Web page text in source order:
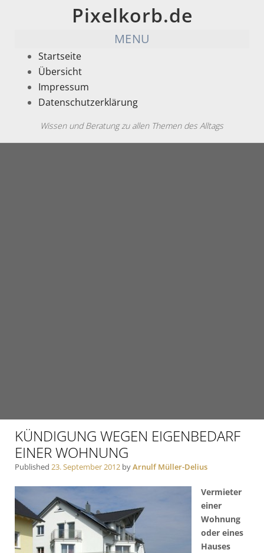
Pixelkorb.de
MENU
Startseite
Übersicht
Impressum
Datenschutzerklärung
Wissen und Beratung zu allen Themen des Alltags
KÜNDIGUNG WEGEN EIGENBEDARF
EINER WOHNUNG
Published 23. September 2012 byArnulf Müller-Delius
Vermieter
einer
Wohnung
oder eines
Hauses